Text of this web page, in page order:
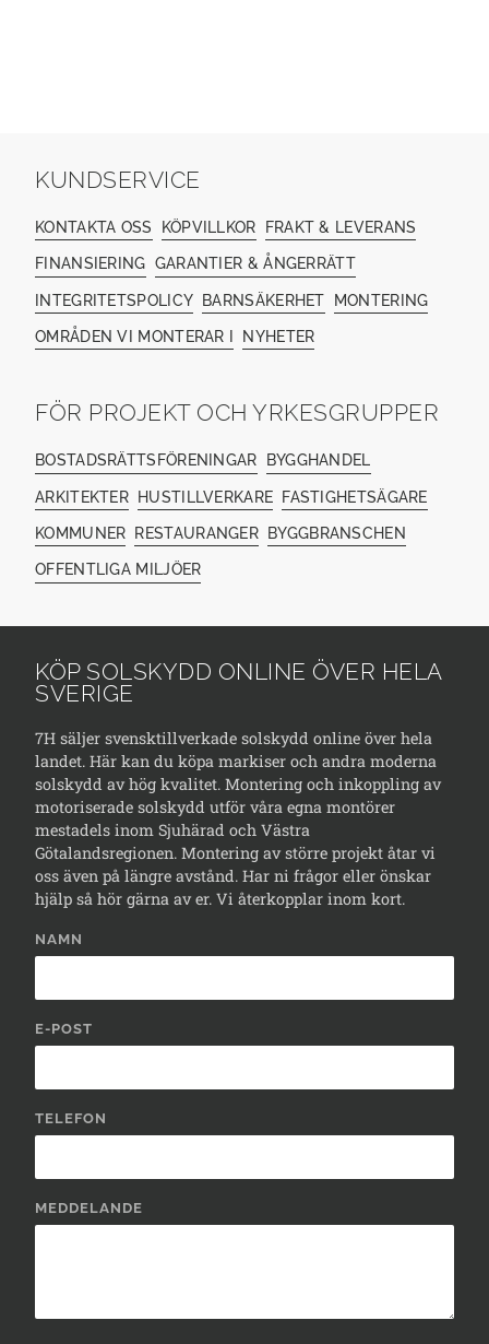
KUNDSERVICE
KONTAKTA OSS KÖPVILLKOR FRAKT & LEVERANS
FINANSIERING GARANTIER & ÅNGERRÄTT
INTEGRITETSPOLICY BARNSÄKERHET MONTERING
OMRÅDEN VI MONTERAR I NYHETER
FÖR PROJEKT OCH YRKESGRUPPER
BOSTADSRÄTTSFÖRENINGAR BYGGHANDEL
ARKITEKTER HUSTILLVERKARE FASTIGHETSÄGARE
KOMMUNER RESTAURANGER BYGGBRANSCHEN
OFFENTLIGA MILJÖER
KÖP SOLSKYDD ONLINE ÖVER HELA
SVERIGE
7H säljer svensktillverkade solskydd online över hela
landet. Här kan du köpa markiser och andra moderna
solskydd av hög kvalitet. Montering och inkoppling av
motoriserade solskydd utför våra egna montörer
mestadels inom Sjuhärad och Västra
Götalandsregionen. Montering av större projekt åtar vi
oss även på längre avstånd. Har ni frågor eller önskar
hjälp så hör gärna av er. Vi återkopplar inom kort.
NAMN
E-POST
TELEFON
MEDDELANDE